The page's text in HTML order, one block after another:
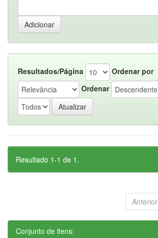
Resultados/Página
Ordenar por
Ordenar
Resultado 1-1 de 1.
Anterior
Conjunto de itens: